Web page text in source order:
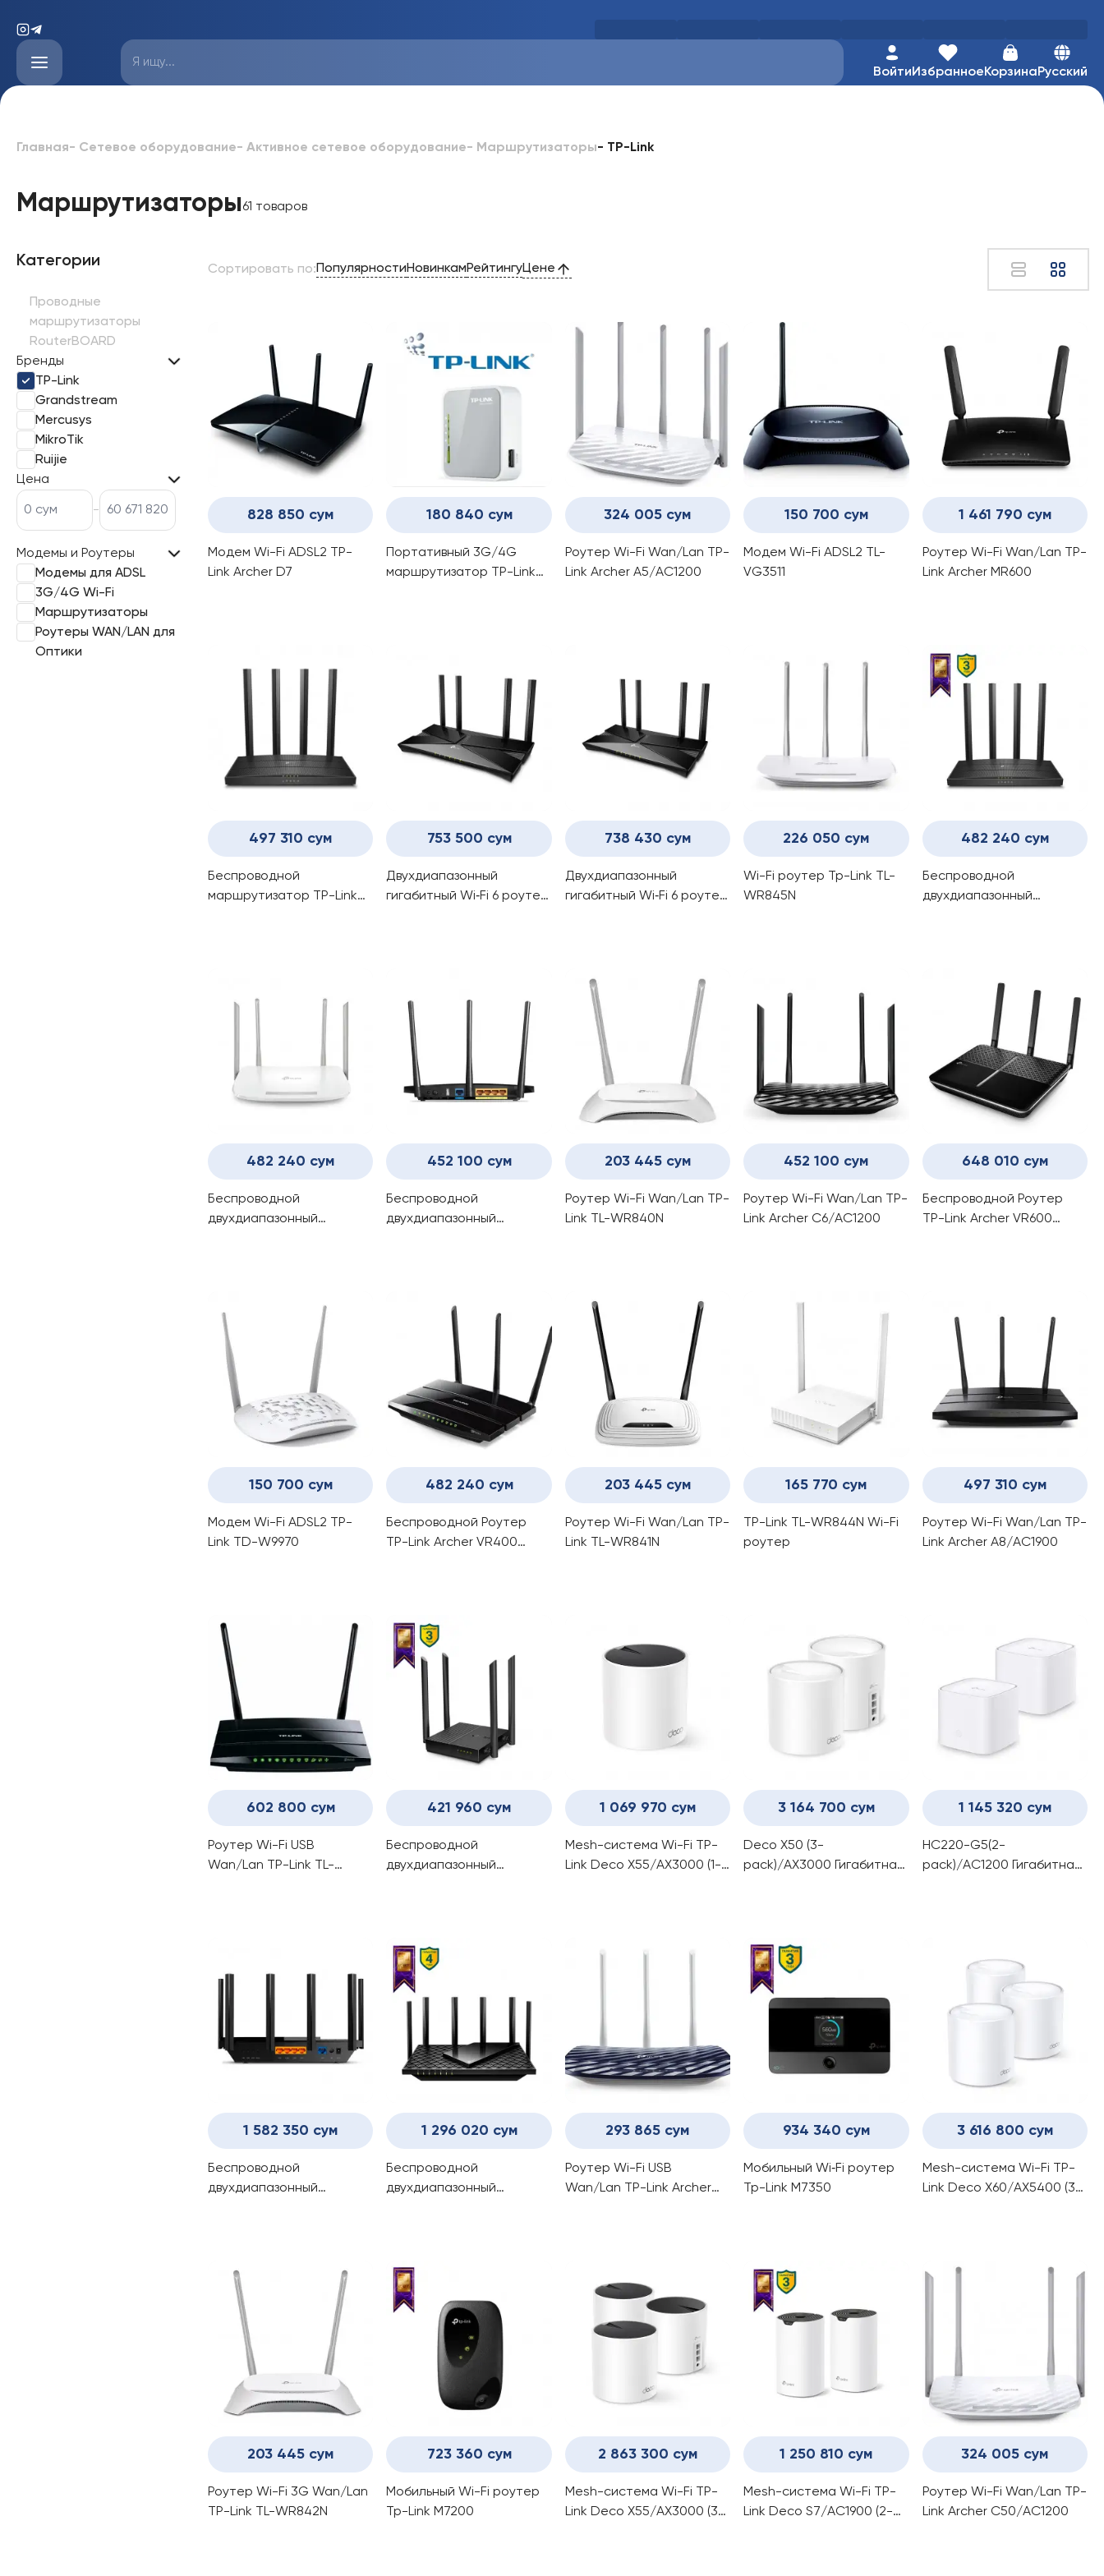
ВойтиИзбранноеКорзинаРусский
Главная- Сетевое оборудование- Активное сетевое оборудование- Маршрутизаторы- TP-Link
Маршрутизаторы61 товаров
Категории
Проводные
маршрутизаторы
RouterBOARD
Бренды
TP-Link
Grandstream
Mercusys
MikroTik
Ruijie
Цена
-
Модемы и Роутеры
Модемы для ADSL
3G/4G Wi-Fi
Маршрутизаторы
Роутеры WAN/LAN для
Оптики
Сортировать по:ПопулярностиНовинкамРейтингуЦене
828 850 сум
Модем Wi-Fi ADSL2 TP-
Link Archer D7
180 840 сум
Портативный 3G/4G
маршрутизатор TP-Link
324 005 сум
Роутер Wi-Fi Wan/Lan TP-
Link Archer A5/AC1200
150 700 сум
Модем Wi-Fi ADSL2 TL-
VG3511
1 461 790 сум
Роутер Wi-Fi Wan/Lan TP-
Link Archer MR600
497 310 сум
Беспроводной
маршрутизатор TP-Link
753 500 сум
Двухдиапазонный
гигабитный Wi‑Fi 6 роутер
738 430 сум
Двухдиапазонный
гигабитный Wi‑Fi 6 роутер
226 050 сум
Wi-Fi роутер Tp-Link TL-
WR845N
482 240 сум
Беспроводной
двухдиапазонный
482 240 сум
Беспроводной
двухдиапазонный
452 100 сум
Беспроводной
двухдиапазонный
203 445 сум
Роутер Wi-Fi Wan/Lan TP-
Link TL-WR840N
452 100 сум
Роутер Wi-Fi Wan/Lan TP-
Link Archer C6/AC1200
648 010 сум
Беспроводной Роутер
TP-Link Archer VR600
150 700 сум
Модем Wi-Fi ADSL2 TP-
Link TD-W9970
482 240 сум
Беспроводной Роутер
TP-Link Archer VR400
203 445 сум
Роутер Wi-Fi Wan/Lan TP-
Link TL-WR841N
165 770 сум
TP-Link TL-WR844N Wi-Fi
роутер
497 310 сум
Роутер Wi-Fi Wan/Lan TP-
Link Archer A8/AC1900
602 800 сум
Роутер Wi-Fi USB
Wan/Lan TP-Link TL-
421 960 сум
Беспроводной
двухдиапазонный
1 069 970 сум
Mesh-система Wi-Fi TP-
Link Deco X55/AX3000 (1-
3 164 700 сум
Deco X50 (3-
pack)/AX3000 Гигабитная
1 145 320 сум
HC220-G5(2-
pack)/AC1200 Гигабитная
1 582 350 сум
Беспроводной
двухдиапазонный
1 296 020 сум
Беспроводной
двухдиапазонный
293 865 сум
Роутер Wi-Fi USB
Wan/Lan TP-Link Archer
934 340 сум
Мобильный Wi‑Fi роутер
Tp-Link M7350
3 616 800 сум
Mesh-система Wi-Fi TP-
Link Deco X60/AX5400 (3-
203 445 сум
Роутер Wi-Fi 3G Wan/Lan
TP-Link TL-WR842N
723 360 сум
Мобильный Wi-Fi роутер
Tp-Link M7200
2 863 300 сум
Mesh-система Wi-Fi TP-
Link Deco X55/AX3000 (3-
1 250 810 сум
Mesh-система Wi-Fi TP-
Link Deco S7/AC1900 (2-
324 005 сум
Роутер Wi-Fi Wan/Lan TP-
Link Archer C50/AC1200